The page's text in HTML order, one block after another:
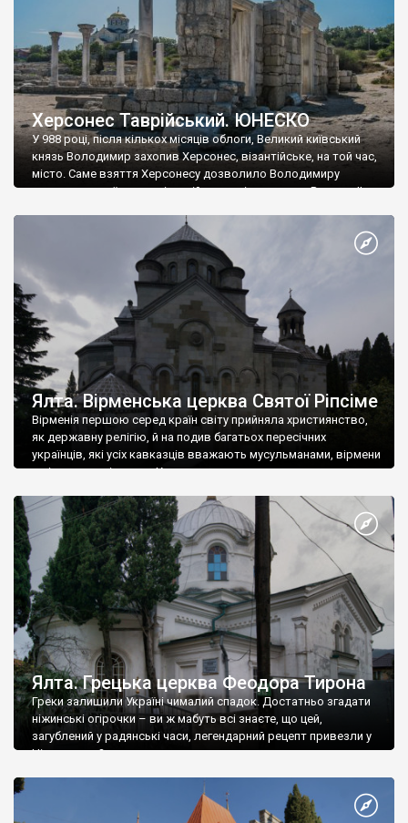
Херсонес Таврійський. ЮНЕСКО
У 988 році, після кількох місяців облоги, Великий київський
князь Володимир захопив Херсонес, візантійське, на той час,
місто. Саме взяття Херсонесу дозволило Володимиру
диктувати свої умови візантійському імператору Василю ІІ, та
Херсонесі Володимир-язичник, став Василем-християнином.
А потім було Хрещення Русі. На честь Херсонесу Таврійського
Ялта. Вірменська церква Святої Ріпсіме
Вірменія першою серед країн світу прийняла християнство,
як державну релігію, й на подив багатьох пересічних
українців, які усіх кавказців вважають мусульманами, вірмени
є відданими вірянами Христа
Ялта. Грецька церква Феодора Тирона
Греки залишили Україні чималий спадок. Достатньо згадати
ніжинські огірочки – ви ж мабуть всі знаєте, що цей,
загублений у радянські часи, легендарний рецепт привезли у
Ніжин греки?